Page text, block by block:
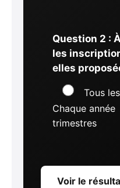
Question 2 :
les
elles
Tous
Chaque année
trimestres
Voir le